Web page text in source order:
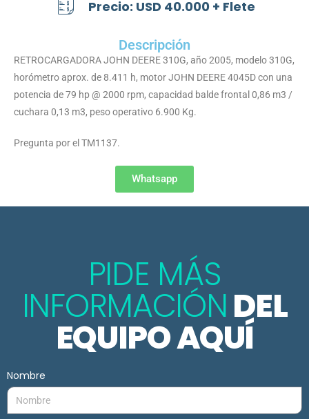
Precio: USD 40.000 + Flete
Descripción
RETROCARGADORA JOHN DEERE 310G, año 2005, modelo 310G,
horómetro aprox. de 8.411 h, motor JOHN DEERE 4045D con una
potencia de 79 hp @ 2000 rpm, capacidad balde frontal 0,86 m3 /
cuchara 0,13 m3, peso operativo 6.900 Kg.
Pregunta por el TM1137.
Whatsapp
PIDE MÁS
INFORMACIÓNDEL
EQUIPO AQUÍ
Nombre